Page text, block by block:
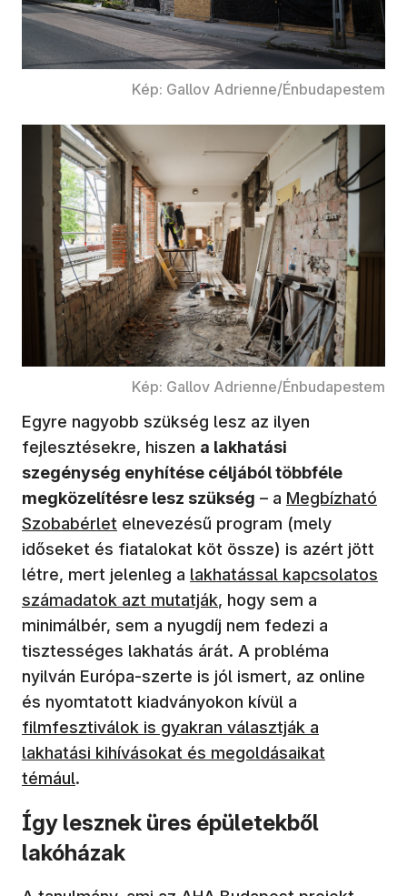
Kép: Gallov Adrienne/Énbudapestem
Kép: Gallov Adrienne/Énbudapestem
Egyre nagyobb szükség lesz az ilyen
fejlesztésekre, hiszen a lakhatási
szegénység enyhítése céljából többféle
megközelítésre lesz szükség – a Megbízható
Szobabérlet elnevezésű program (mely
időseket és fiatalokat köt össze) is azért jött
létre, mert jelenleg a lakhatással kapcsolatos
számadatok azt mutatják, hogy sem a
minimálbér, sem a nyugdíj nem fedezi a
tisztességes lakhatás árát. A probléma
nyilván Európa-szerte is jól ismert, az online
és nyomtatott kiadványokon kívül a
filmfesztiválok is gyakran választják a
lakhatási kihívásokat és megoldásaikat
témául.
Így lesznek üres épületekből
lakóházak